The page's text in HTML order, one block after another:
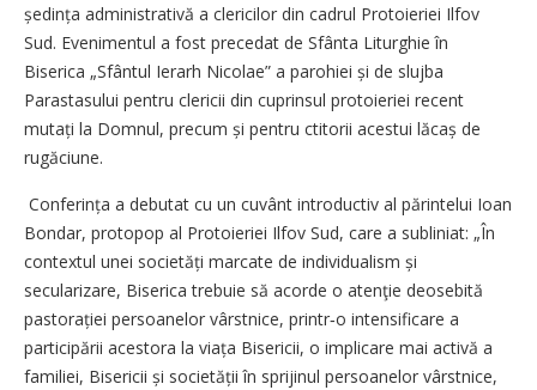
ședința administrativă a clericilor din cadrul Protoieriei Ilfov
Sud. Evenimentul a fost precedat de Sfânta Liturghie în
Biserica „Sfântul Ierarh Nicolae” a parohiei și de slujba
Parastasului pentru clericii din cuprinsul protoieriei recent
mutați la Domnul, precum și pentru ctitorii acestui lăcaș de
rugăciune.
Conferința a debutat cu un cuvânt introductiv al părintelui Ioan
Bondar, protopop al Protoieriei Ilfov Sud, care a subliniat: „În
contextul unei societăți marcate de individualism și
secularizare, Biserica trebuie să acorde o atenţie deosebită
pastorației persoanelor vârstnice, printr‑o intensificare a
participării acestora la viața Bisericii, o implicare mai activă a
familiei, Bisericii și societății în sprijinul persoanelor vârstnice,